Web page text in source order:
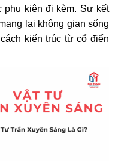
phụ kiện đi kèm. Sự kết
lại không gian sống
kiến trúc từ cổ điển